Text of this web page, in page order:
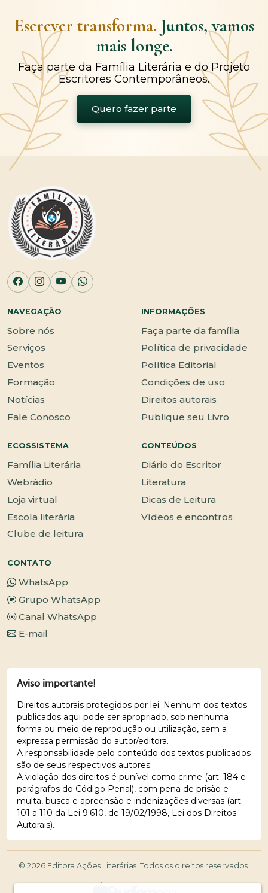
Escrever transforma. Juntos, vamos
mais longe.
Faça parte da Família Literária e do Projeto
Escritores Contemporâneos.
Quero fazer parte
NAVEGAÇÃO
Sobre nós
Serviços
Eventos
Formação
Notícias
Fale Conosco
INFORMAÇÕES
Faça parte da família
Política de privacidade
Política Editorial
Condições de uso
Direitos autorais
Publique seu Livro
ECOSSISTEMA
Família Literária
Webrádio
Loja virtual
Escola literária
Clube de leitura
CONTEÚDOS
Diário do Escritor
Literatura
Dicas de Leitura
Vídeos e encontros
CONTATO
WhatsApp
Grupo WhatsApp
Canal WhatsApp
E-mail
Aviso importante!
Direitos autorais protegidos por lei. Nenhum dos textos
publicados aqui pode ser apropriado, sob nenhuma
forma ou meio de reprodução ou utilização, sem a
expressa permissão do autor/editora.
A responsabilidade pelo conteúdo dos textos publicados
são de seus respectivos autores.
A violação dos direitos é punível como crime (art. 184 e
parágrafos do Código Penal), com pena de prisão e
multa, busca e apreensão e indenizações diversas (art.
101 a 110 da Lei 9.610, de 19/02/1998, Lei dos Direitos
Autorais).
© 2026 Editora Ações Literárias. Todos os direitos reservados.